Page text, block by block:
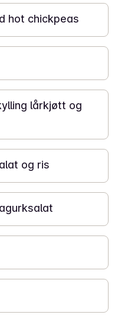
hot chickpeas
lårkjøtt og
og ris